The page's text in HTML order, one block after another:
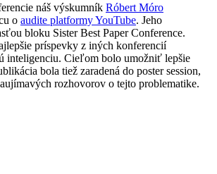
náš výskumník Róbert Móro
o audite platformy YouTube. Jeho
bloku Sister Best Paper Conference.
príspevky z iných konferencií
inteligenciu. Cieľom bolo umožniť lepšie
bola tiež zaradená do poster session,
rozhovorov o tejto problematike.